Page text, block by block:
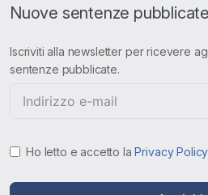
Nuove sentenze pubblicate
Iscriviti alla newsletter per ricevere
sentenze pubblicate.
Ho letto e accetto laPrivacy Policy